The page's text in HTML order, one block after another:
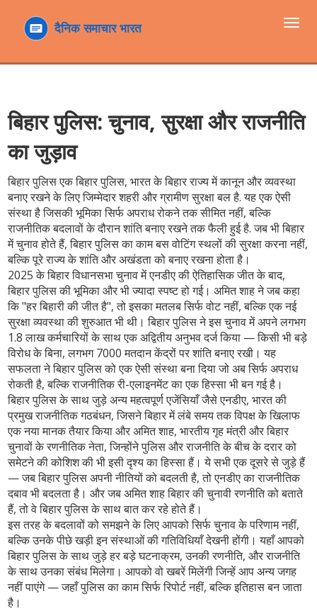
टॉगल
बिहार पुलिस: चुनाव, सुरक्षा और राजनीति
का जुड़ाव
बिहार पुलिस एकबिहार पुलिस,भारत के बिहार राज्य में कानून और व्यवस्था
बनाए रखने के लिए जिम्मेदार शहरी और ग्रामीण सुरक्षा बल है. यह एक ऐसी
संस्था है जिसकी भूमिका सिर्फ अपराध रोकने तक सीमित नहीं, बल्कि
राजनीतिक बदलावों के दौरान शांति बनाए रखने तक फैली हुई है. जब भी बिहार
में चुनाव होते हैं, बिहार पुलिस का काम बस वोटिंग स्थलों की सुरक्षा करना नहीं,
बल्कि पूरे राज्य के शांति और अखंडता को बनाए रखना होता है।
2025 के बिहार विधानसभा चुनाव में एनडीए की ऐतिहासिक जीत के बाद,
बिहार पुलिस की भूमिका और भी ज्यादा स्पष्ट हो गई। अमित शाह ने जब कहा
कि "हर बिहारी की जीत है", तो इसका मतलब सिर्फ वोट नहीं, बल्कि एक नई
सुरक्षा व्यवस्था की शुरुआत भी थी। बिहार पुलिस ने इस चुनाव में अपने लगभग
1.8 लाख कर्मचारियों के साथ एक अद्वितीय अनुभव दर्ज किया — किसी भी बड़े
विरोध के बिना, लगभग 7000 मतदान केंद्रों पर शांति बनाए रखी। यह
सफलता ने बिहार पुलिस को एक ऐसी संस्था बना दिया जो अब सिर्फ अपराध
रोकती है, बल्कि राजनीतिक री-एलाइनमेंट का एक हिस्सा भी बन गई है।
बिहार पुलिस के साथ जुड़े अन्य महत्वपूर्ण एजेंसियाँ जैसेएनडीए,भारत की
प्रमुख राजनीतिक गठबंधन, जिसने बिहार में लंबे समय तक विपक्ष के खिलाफ
एक नया मानक तैयार कियाऔरअमित शाह,भारतीय गृह मंत्री और बिहार
चुनावों के रणनीतिक नेता, जिन्होंने पुलिस और राजनीति के बीच के दरार को
समेटने की कोशिश कीभी इसी दृश्य का हिस्सा हैं। ये सभी एक दूसरे से जुड़े हैं
— जब बिहार पुलिस अपनी नीतियों को बदलती है, तो एनडीए का राजनीतिक
दबाव भी बदलता है। और जब अमित शाह बिहार की चुनावी रणनीति को बताते
हैं, तो वे बिहार पुलिस के साथ बात कर रहे होते हैं।
इस तरह के बदलावों को समझने के लिए आपको सिर्फ चुनाव के परिणाम नहीं,
बल्कि उनके पीछे खड़ी इन संस्थाओं की गतिविधियाँ देखनी होंगी। यहाँ आपको
बिहार पुलिस के साथ जुड़े हर बड़े घटनाक्रम, उनकी रणनीति, और राजनीति
के साथ उनका संबंध मिलेगा। आपको वो खबरें मिलेंगी जिन्हें आप अन्य जगह
नहीं पाएंगे — जहाँ पुलिस का काम सिर्फ रिपोर्ट नहीं, बल्कि इतिहास बन जाता
है।